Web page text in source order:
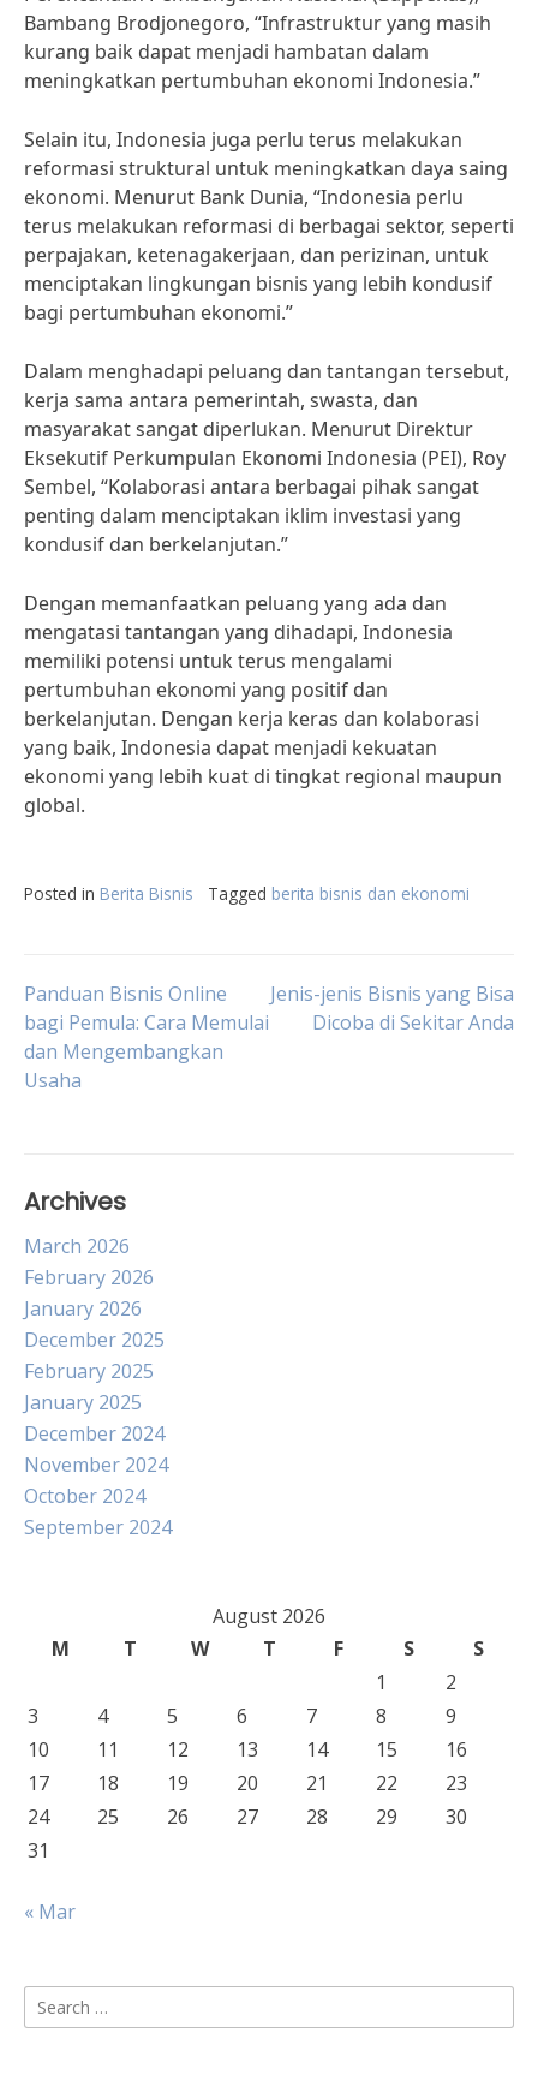
Bambang Brodjonegoro, “Infrastruktur yang masih
kurang baik dapat menjadi hambatan dalam
meningkatkan pertumbuhan ekonomi Indonesia.”
Selain itu, Indonesia juga perlu terus melakukan
reformasi struktural untuk meningkatkan daya saing
ekonomi. Menurut Bank Dunia, “Indonesia perlu
terus melakukan reformasi di berbagai sektor, seperti
perpajakan, ketenagakerjaan, dan perizinan, untuk
menciptakan lingkungan bisnis yang lebih kondusif
bagi pertumbuhan ekonomi.”
Dalam menghadapi peluang dan tantangan tersebut,
kerja sama antara pemerintah, swasta, dan
masyarakat sangat diperlukan. Menurut Direktur
Eksekutif Perkumpulan Ekonomi Indonesia (PEI), Roy
Sembel, “Kolaborasi antara berbagai pihak sangat
penting dalam menciptakan iklim investasi yang
kondusif dan berkelanjutan.”
Dengan memanfaatkan peluang yang ada dan
mengatasi tantangan yang dihadapi, Indonesia
memiliki potensi untuk terus mengalami
pertumbuhan ekonomi yang positif dan
berkelanjutan. Dengan kerja keras dan kolaborasi
yang baik, Indonesia dapat menjadi kekuatan
ekonomi yang lebih kuat di tingkat regional maupun
global.
Posted in Berita Bisnis Tagged berita bisnis dan ekonomi
Post
navigation
Panduan Bisnis Online
bagi Pemula: Cara Memulai
dan Mengembangkan
Usaha
Jenis-jenis Bisnis yang Bisa
Dicoba di Sekitar Anda
Archives
March 2026
February 2026
January 2026
December 2025
February 2025
January 2025
December 2024
November 2024
October 2024
September 2024
August 2026
M
T W T F S
S
1
2
3
4 5 6 7 8
9
10
11 12 13 14 15
16
17
18 19 20 21 22
23
24
25 26 27 28 29
30
31
« Mar
Search
for: